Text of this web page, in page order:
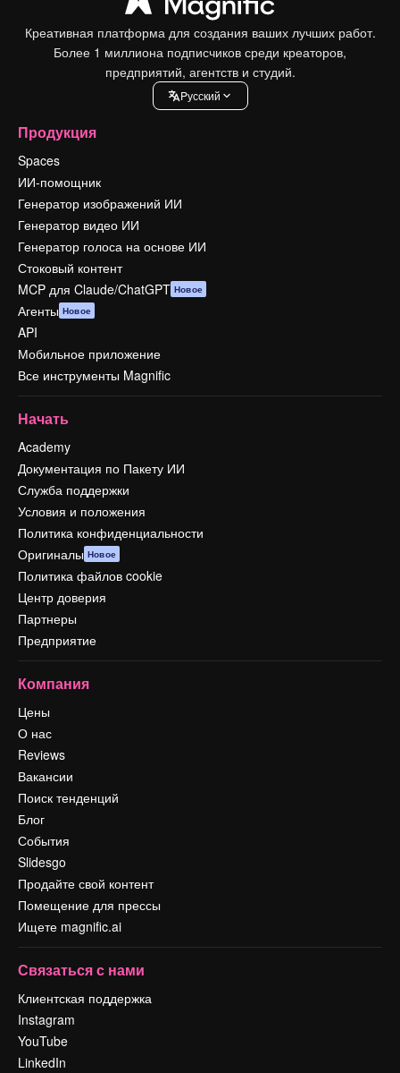
Креативная платформа для создания ваших лучших работ.
Более 1 миллиона подписчиков среди креаторов,
предприятий, агентств и студий.
Pусский
Продукция
Spaces
ИИ-помощник
Генератор изображений ИИ
Генератор видео ИИ
Генератор голоса на основе ИИ
Стоковый контент
MCP для Claude/ChatGPT Новое
Агенты Новое
API
Мобильное приложение
Все инструменты Magnific
Начать
Academy
Документация по Пакету ИИ
Служба поддержки
Условия и положения
Политика конфиденциальности
Оригиналы Новое
Политика файлов cookie
Центр доверия
Партнеры
Предприятие
Компания
Цены
О нас
Reviews
Вакансии
Поиск тенденций
Блог
События
Slidesgo
Продайте свой контент
Помещение для прессы
Ищете magnific.ai
Связаться с нами
Клиентская поддержка
Instagram
YouTube
LinkedIn